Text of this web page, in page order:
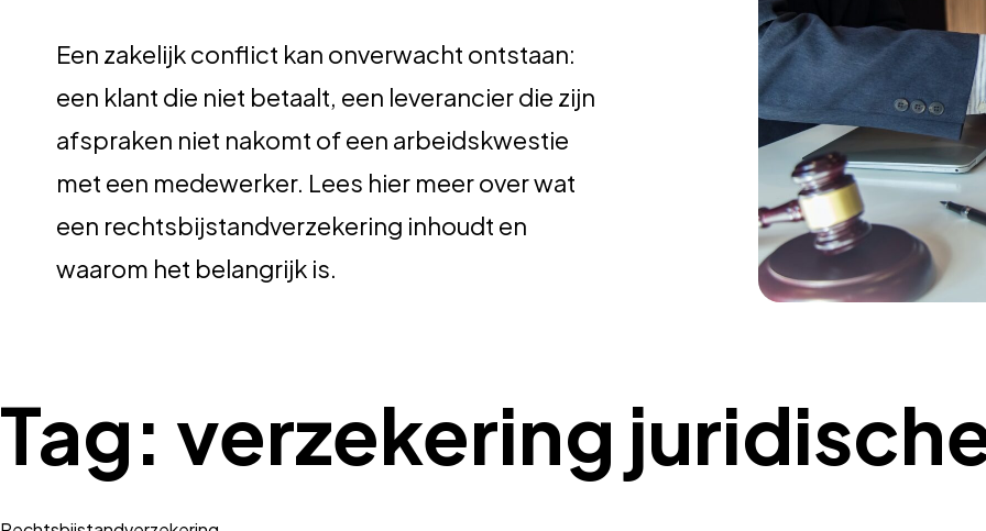
Een zakelijk conflict kan onverwacht ontstaan:
een klant die niet betaalt, een leverancier die zijn
afspraken niet nakomt of een arbeidskwestie
met een medewerker. Lees hier meer over wat
een rechtsbijstandverzekering inhoudt en
waarom het belangrijk is.
Tag: verzekering